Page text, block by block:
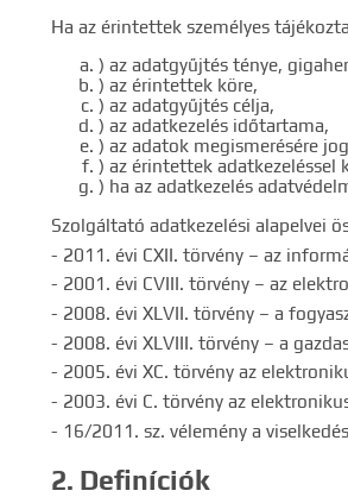
Ha az érintettek személyes
) az adatgyűjtés ténye,
) az érintettek köre,
) az adatgyűjtés célja,
) az adatkezelés időtartama,
) az adatok megismerésére
) az érintettek adatkezeléssel
) ha az adatkezelés
Szolgáltató adatkezelési alapelvei
- 2011. évi CXII. törvény – az
- 2001. évi CVIII. törvény – az
- 2008. évi XLVII. törvény – a
- 2008. évi XLVIII. törvény – a
- 2005. évi XC. törvény az
- 2003. évi C. törvény az
- 16/2011. sz. vélemény a
2. Definíciók